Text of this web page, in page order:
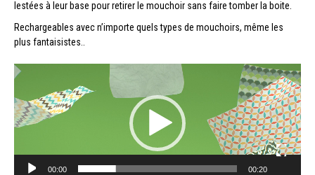
lestées à leur base pour retirer le mouchoir sans faire tomber la boite.
Rechargeables avec n’importe quels types de mouchoirs, même les
plus fantaisistes..
Lecteur
00:00 00:20